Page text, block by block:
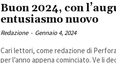
Buon 2024, con
entusiasmo nuovo
Redazione - Gennaio 4, 2024
Cari lettori, come redazione di
per l’anno appena cominciato. Ve li